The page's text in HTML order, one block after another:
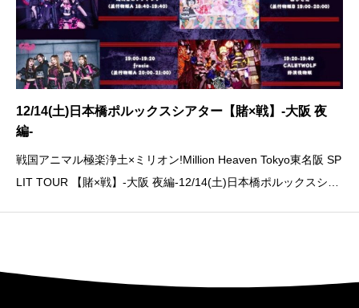
12/14(土)日本橋ポルックスシアター【賭×戦】-大阪 夜
編-
戦国アニマル極楽浄土×ミリオン!Million Heaven Tokyo東名阪 SP
LIT TOUR 【賭×戦】-大阪 夜編-12/14(土)日本橋ポルックスシア